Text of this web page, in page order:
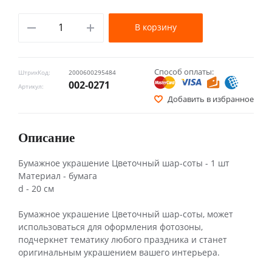
ШтрихКод:
2000600295484
Артикул:
002-0271
Способ оплаты:
Добавить в избранное
В корзину
Описание
Бумажное украшение Цветочный шар-соты - 1 шт
Материал - бумага
d - 20 см
Бумажное украшение Цветочный шар-соты, может
использоваться для оформления фотозоны,
подчеркнет тематику любого праздника и станет
оригинальным украшением вашего интерьера.